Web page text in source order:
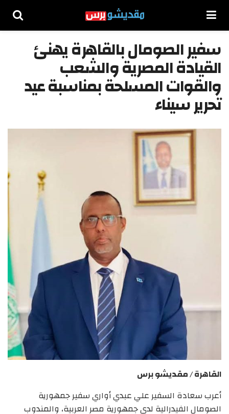
سفير الصومال بالقاهرة يهنئ
القيادة المصرية والشعب
والقوات المسلحة بمناسبة عيد
تحرير سيناء
القاهرة / مقديشو برس
أعرب سعادة السفير علي عبدي أواري سفير جمهورية
الصومال الفيدرالية لدى جمهورية مصر العربية، والمندوب